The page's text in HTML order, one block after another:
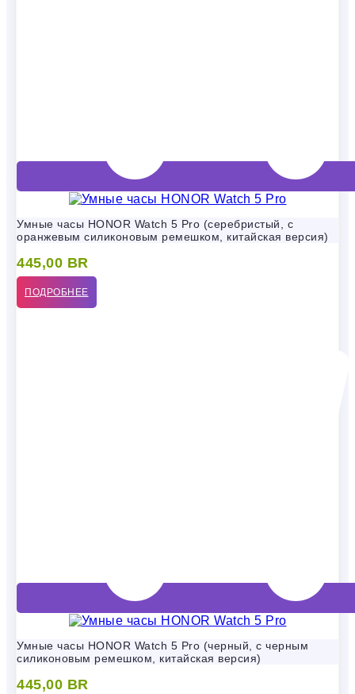
Умные часы HONOR Watch 5 Pro (серебристый, с
оранжевым силиконовым ремешком, китайская версия)
445,00 BR
ПОДРОБНЕЕ
Умные часы HONOR Watch 5 Pro (черный, с черным
силиконовым ремешком, китайская версия)
445,00 BR